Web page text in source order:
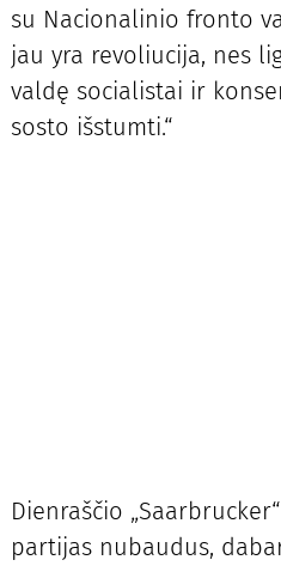
su Nacionalinio fronto
jau yra revoliucija, nes
valdę socialistai ir
sosto išstumti.“
Dienraščio
partijas nubaudus,